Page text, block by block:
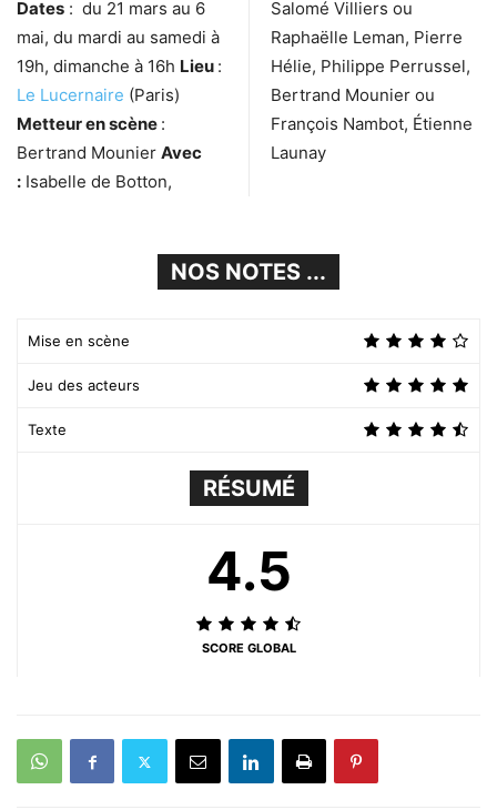
Dates : du 21 mars au 6
mai, du mardi au samedi à
19h, dimanche à 16h Lieu :
Le Lucernaire (Paris)
Metteur en scène :
Bertrand Mounier Avec
: Isabelle de Botton,
Salomé Villiers ou
Raphaëlle Leman, Pierre
Hélie, Philippe Perrussel,
Bertrand Mounier ou
François Nambot, Étienne
Launay
NOS NOTES ...
Mise en scène
Jeu des acteurs
Texte
RÉSUMÉ
4.5
SCORE GLOBAL